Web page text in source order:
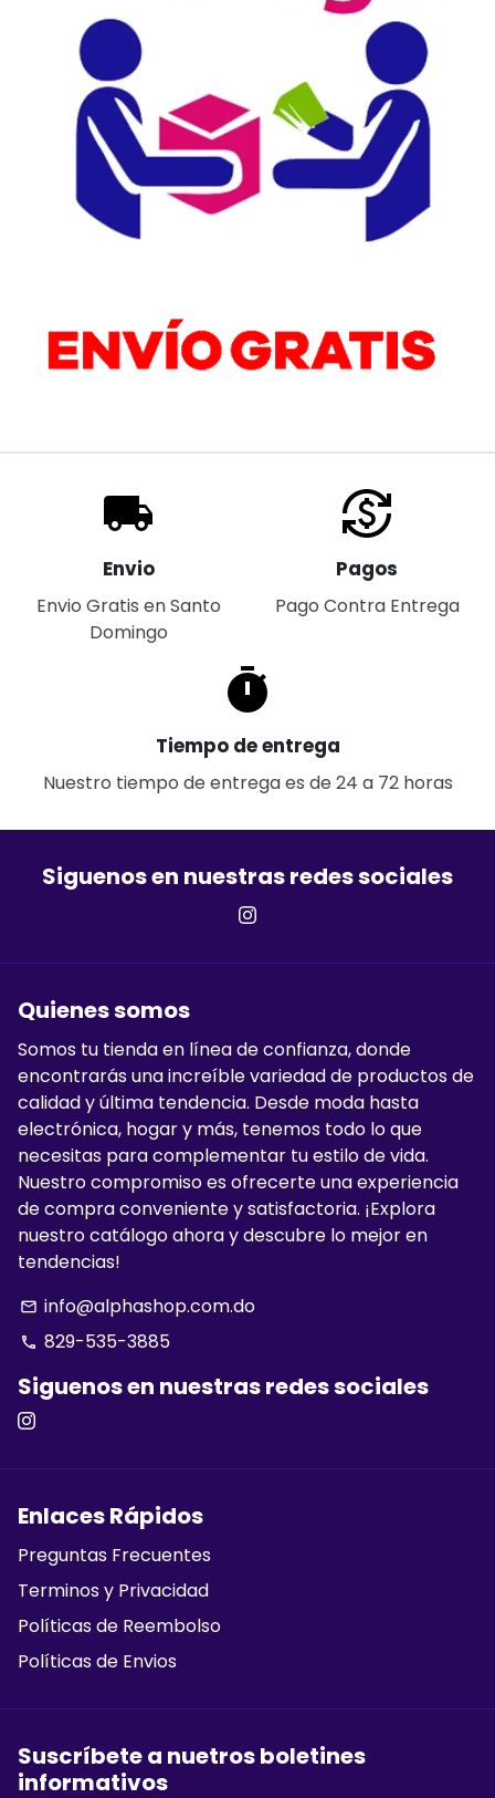
Envio
Envio Gratis en Santo
Domingo
Pagos
Pago Contra Entrega
Tiempo de entrega
Nuestro tiempo de entrega es de 24 a 72 horas
Siguenos en nuestras redes sociales
Quienes somos
Somos tu tienda en línea de confianza, donde
encontrarás una increíble variedad de productos de
calidad y última tendencia. Desde moda hasta
electrónica, hogar y más, tenemos todo lo que
necesitas para complementar tu estilo de vida.
Nuestro compromiso es ofrecerte una experiencia
de compra conveniente y satisfactoria. ¡Explora
nuestro catálogo ahora y descubre lo mejor en
tendencias!
email info@alphashop.com.do
phone 829-535-3885
Siguenos en nuestras redes sociales
Enlaces Rápidos
Preguntas Frecuentes
Terminos y Privacidad
Políticas de Reembolso
Políticas de Envios
Suscríbete a nuetros boletines
informativos